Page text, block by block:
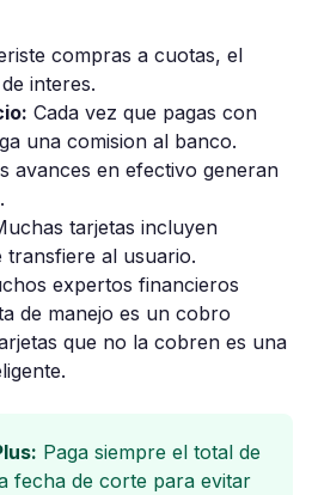
compras a cuotas, el
interes.
Cada vez que pagas con
una comision al banco.
avances en efectivo generan
tarjetas incluyen
al usuario.
expertos financieros
de manejo es un cobro
que no la cobren es una
Paga siempre el total de
fecha de corte para evitar